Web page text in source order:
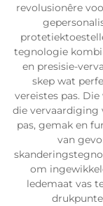
revolusionêre
tegnologie
en presisie-
skep wat
vereistes pas.
die vervaardiging
pas, gemak en
van
om
ledemaat vas